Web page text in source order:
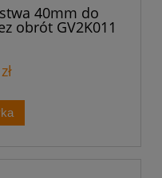
40mm do
obrót GV2K011